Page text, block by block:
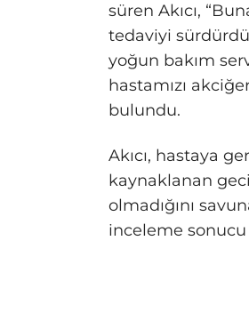
süren Akıcı,
tedaviyi
yoğun bakım
hastamızı
bulundu.
Akıcı, hastaya
kaynaklanan
olmadığını
inceleme sonucu